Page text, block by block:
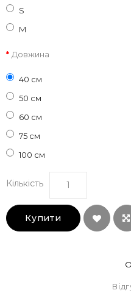
S
M
Довжина
40 см
50 см
60 см
75 см
100 см
Кількість
Купити